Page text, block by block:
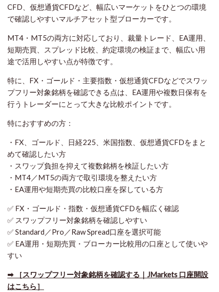
CFD、仮想通貨CFDなど、幅広いマーケットをひとつの環境
で確認しやすいマルチアセット型ブローカーです。
MT4・MT5の両方に対応しており、裁量トレード、EA運用、
短期売買、スプレッド比較、約定環境の検証まで、幅広い用
途で活用しやすい点が特徴です。
特に、FX・ゴールド・主要指数・仮想通貨CFDなどでスワッ
プフリー対象銘柄を確認できる点は、EA運用や複数日保有を
行うトレーダーにとって大きな比較ポイントです。
特におすすめの方：
・FX、ゴールド、日経225、米国指数、仮想通貨CFDをまと
めて確認したい方
・スワップ負担を抑えて複数銘柄を検証したい方
・MT4／MT5の両方で取引環境を整えたい方
・EA運用や短期売買の比較口座を探している方
✅ FX・ゴールド・指数・仮想通貨CFDを幅広く確認
✅ スワップフリー対象銘柄を確認しやすい
✅ Standard／Pro／Raw Spread口座を選択可能
✅ EA運用・短期売買・ブローカー比較用の口座として使いや
すい
➡ ［スワップフリー対象銘柄を確認する｜JMarkets 口座開設
はこちら］